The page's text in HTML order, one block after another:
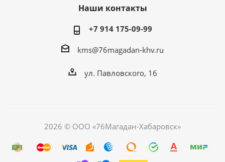
Наши контакты
+7 914 175-09-99‬
kms@76magadan-khv.ru
ул. Павловского, 16
2026 © ООО «76Магадан-Хабаровск»